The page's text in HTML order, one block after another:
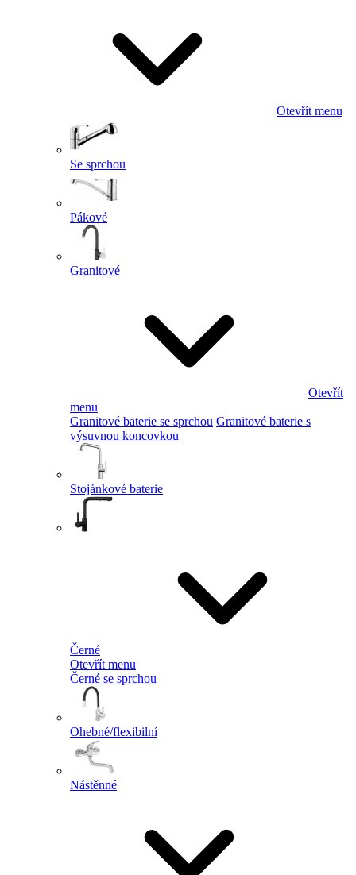
Otevřít menu
Se sprchou
Pákové
Granitové
Otevřít
menu
Granitové baterie se sprchou Granitové baterie s
výsuvnou koncovkou
Stojánkové baterie
Černé
Otevřít menu
Černé se sprchou
Ohebné/flexibilní
Nástěnné